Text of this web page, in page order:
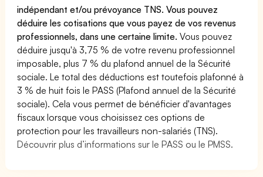
indépendant et/ou prévoyance TNS. Vous pouvez
déduire les cotisations que vous payez de vos revenus
professionnels, dans une certaine limite.Vous pouvez
déduire jusqu'à 3,75 % de votre revenu professionnel
imposable, plus 7 % du plafond annuel de la Sécurité
sociale. Le total des déductions est toutefois plafonné à
3 % de huit fois le PASS (Plafond annuel de la Sécurité
sociale). Cela vous permet de bénéficier d'avantages
fiscaux lorsque vous choisissez ces options de
protection pour les travailleurs non-salariés (TNS).
Découvrir plus d’informations sur le PASS ou le PMSS.